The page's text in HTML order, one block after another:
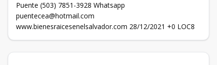
Puente (503) 7851-3928 Whatsapp
puentecea@hotmail.com
www.bienesraicesenelsalvador.com 28/12/2021 +0 LOC8